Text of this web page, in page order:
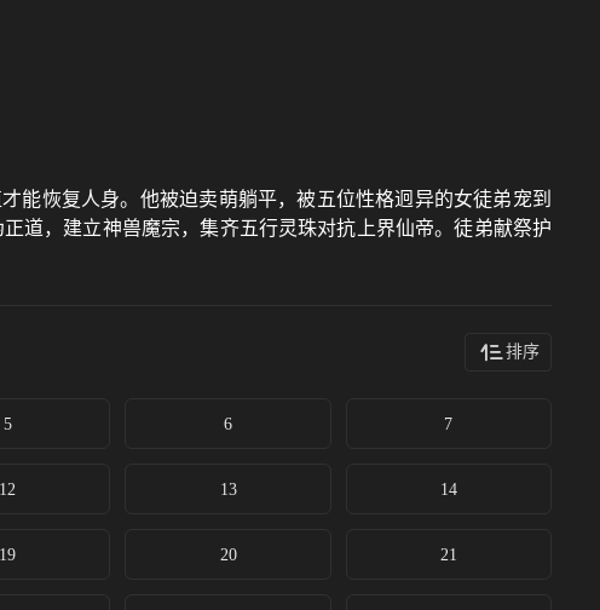
能恢复人身。他被迫卖萌躺平，被五位性格迥异的女徒弟宠到
道，建立神兽魔宗，集齐五行灵珠对抗上界仙帝。徒弟献祭护
排序
5 6 7
12 13 14
19 20 21